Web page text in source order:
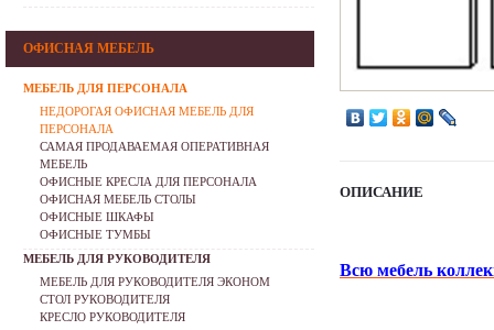
ОПИСАНИЕ
Всю мебель
ОФИСНАЯ МЕБЕЛЬ
МЕБЕЛЬ ДЛЯ ПЕРСОНАЛА
НЕДОРОГАЯ ОФИСНАЯ МЕБЕЛЬ ДЛЯ
ПЕРСОНАЛА
САМАЯ ПРОДАВАЕМАЯ ОПЕРАТИВНАЯ
МЕБЕЛЬ
ОФИСНЫЕ КРЕСЛА ДЛЯ ПЕРСОНАЛА
ОФИСНАЯ МЕБЕЛЬ СТОЛЫ
ОФИСНЫЕ ШКАФЫ
ОФИСНЫЕ ТУМБЫ
МЕБЕЛЬ ДЛЯ РУКОВОДИТЕЛЯ
МЕБЕЛЬ ДЛЯ РУКОВОДИТЕЛЯ ЭКОНОМ
СТОЛ РУКОВОДИТЕЛЯ
КРЕСЛО РУКОВОДИТЕЛЯ